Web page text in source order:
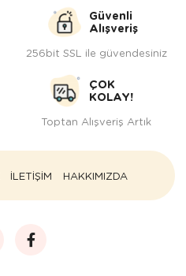
Güvenli
Alışveriş
256bit SSL ile güvendesiniz
ÇOK
KOLAY!
Toptan Alışveriş Artık
İLETİŞİM HAKKIMIZDA